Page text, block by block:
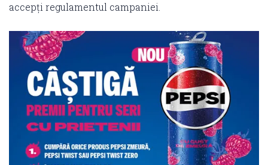
accepți regulamentul campaniei.